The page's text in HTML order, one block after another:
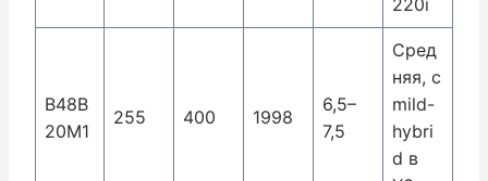
B48B
20M1
255 400 1998
6,5–
7,5
Сред
няя, с
mild-
hybri
d в